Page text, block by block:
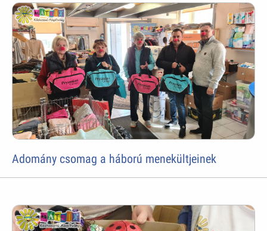
Adomány csomag a háború menekültjeinek